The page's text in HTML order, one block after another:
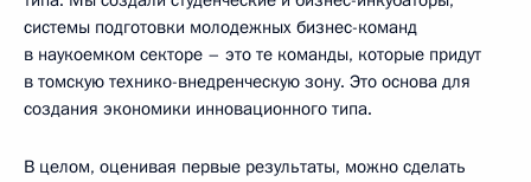
системы подготовки молодежных бизнес-команд
в наукоемком секторе – это те команды, которые придут
в томскую технико-внедренческую зону. Это основа для
создания экономики инновационного типа.
В целом, оценивая первые результаты, можно сделать